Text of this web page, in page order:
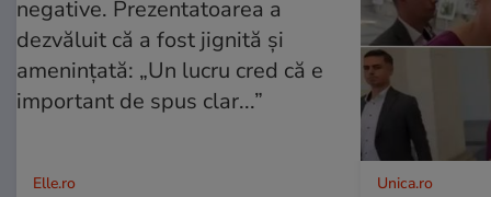
Elle.ro Unica.ro